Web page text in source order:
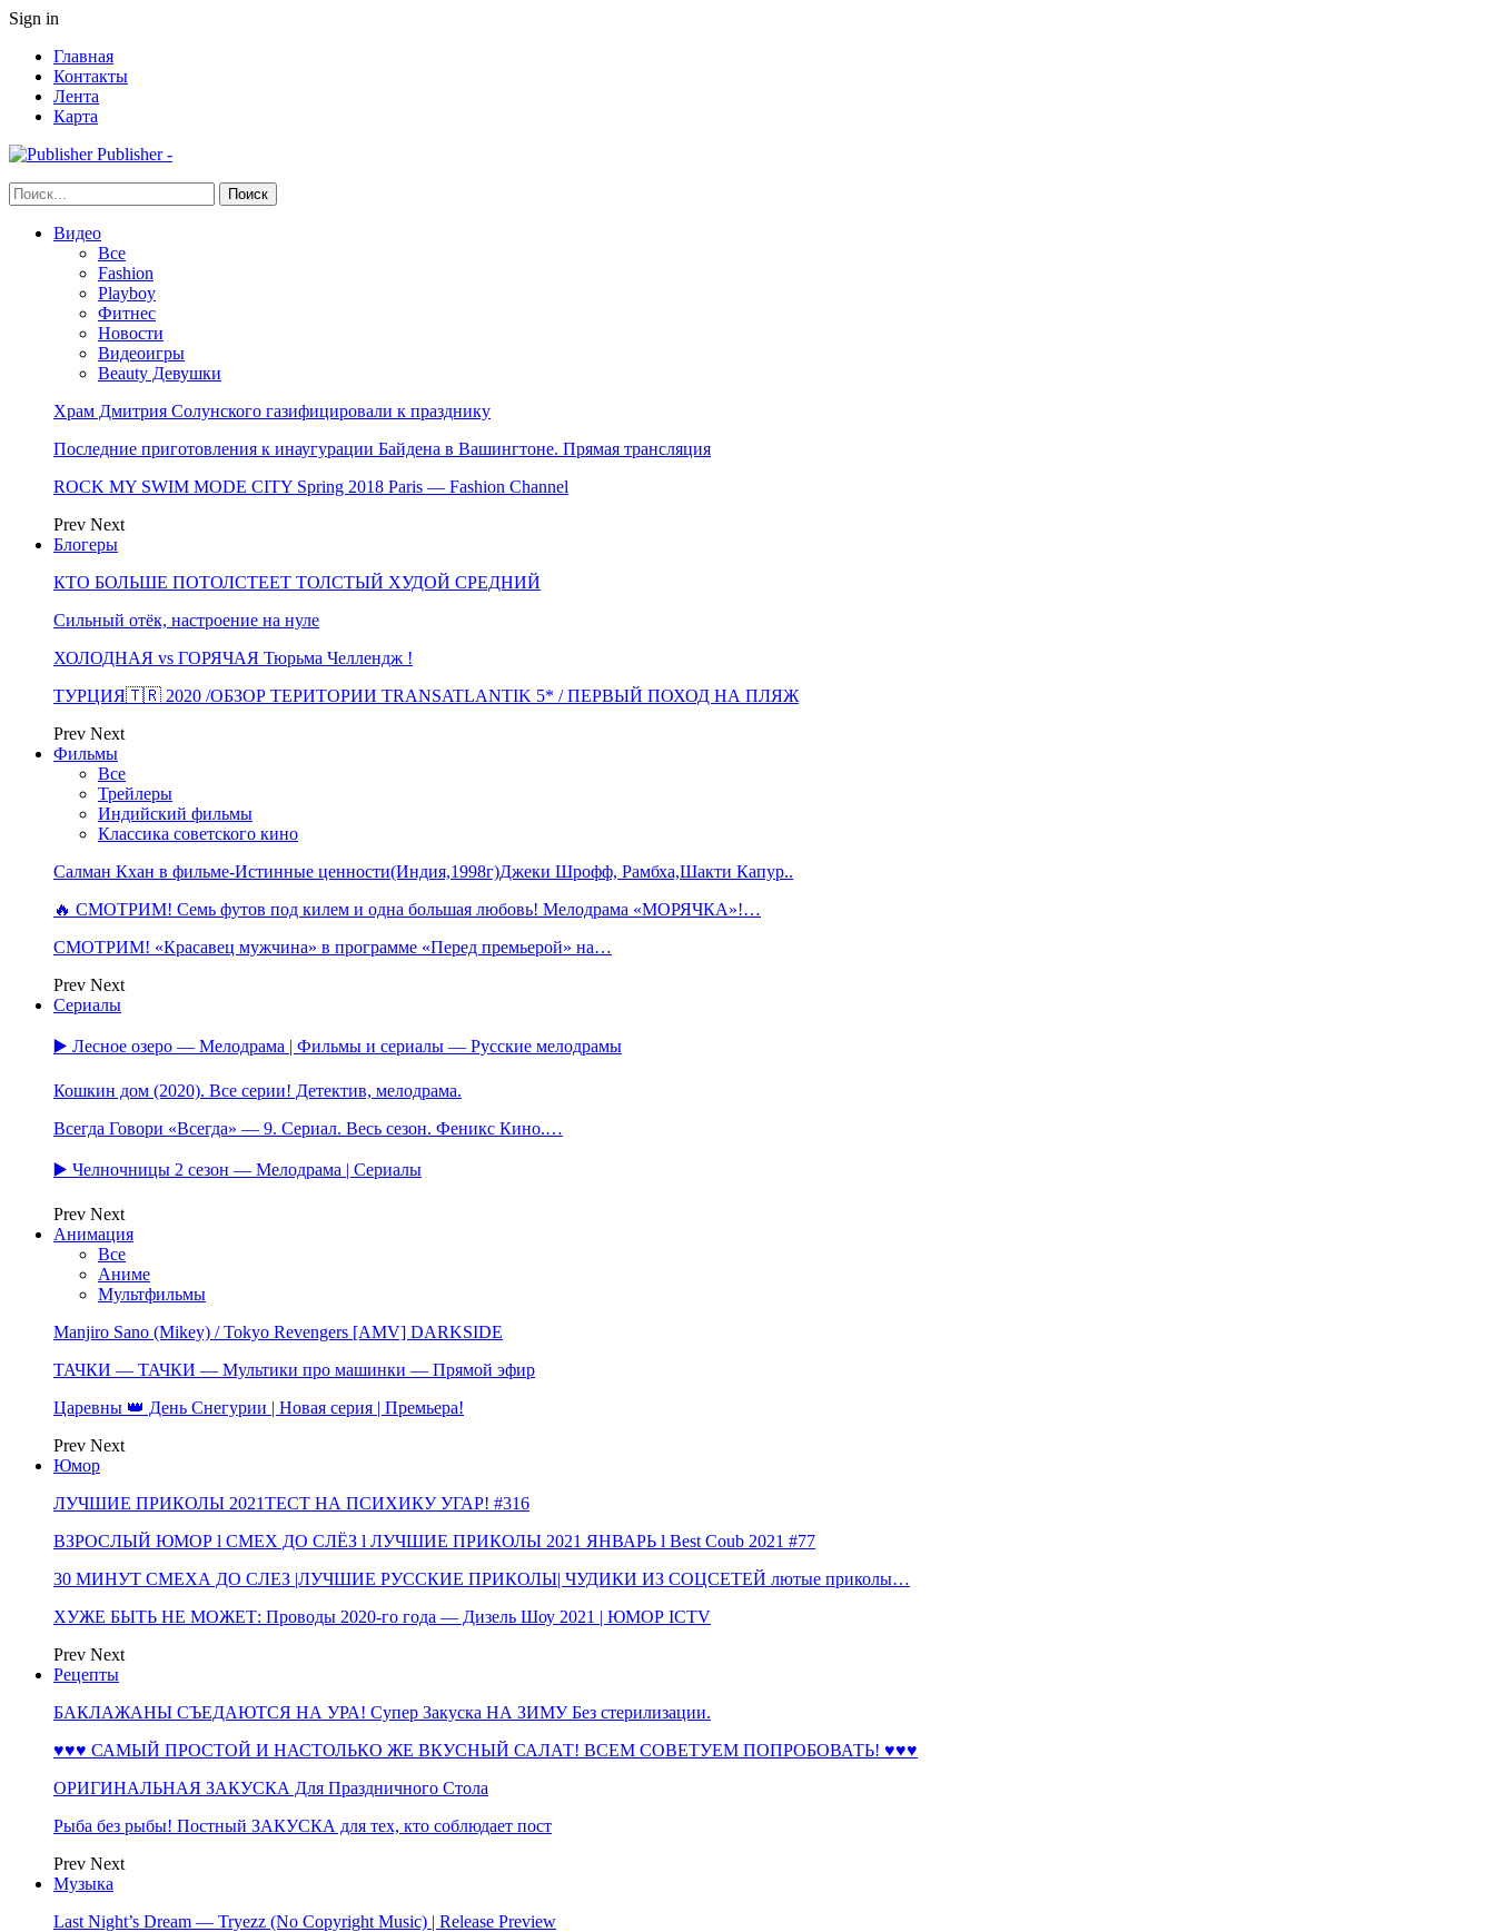
Sign in
Главная
Контакты
Лента
Карта
Publisher -
Видео
Все
Fashion
Playboy
Фитнес
Новости
Видеоигры
Beauty Девушки
Храм Дмитрия Солунского газифицировали к празднику
Последние приготовления к инаугурации Байдена в Вашингтоне. Прямая трансляция
ROCK MY SWIM MODE CITY Spring 2018 Paris — Fashion Channel
Prev Next
Блогеры
КТО БОЛЬШЕ ПОТОЛСТЕЕТ ТОЛСТЫЙ ХУДОЙ СРЕДНИЙ
Сильный отёк, настроение на нуле
ХОЛОДНАЯ vs ГОРЯЧАЯ Тюрьма Челлендж !
ТУРЦИЯ🇹🇷 2020 /ОБЗОР ТЕРИТОРИИ TRANSATLANTIK 5* / ПЕРВЫЙ ПОХОД НА ПЛЯЖ
Prev Next
Фильмы
Все
Трейлеры
Индийский фильмы
Классика советского кино
Салман Кхан в фильме-Истинные ценности(Индия,1998г)Джеки Шрофф, Рамбха,Шакти Капур..
🔥 СМОТРИМ! Семь футов под килем и одна большая любовь! Мелодрама «МОРЯЧКА»!…
СМОТРИМ! «Красавец мужчина» в программе «Перед премьерой» на…
Prev Next
Сериалы
▶️ Лесное озеро — Мелодрама | Фильмы и сериалы — Русские мелодрамы
Кошкин дом (2020). Все серии! Детектив, мелодрама.
Всегда Говори «Всегда» — 9. Сериал. Весь сезон. Феникс Кино.…
▶️ Челночницы 2 сезон — Мелодрама | Сериалы
Prev Next
Анимация
Все
Аниме
Мультфильмы
Manjiro Sano (Mikey) / Tokyo Revengers [AMV] DARKSIDE
ТАЧКИ — ТАЧКИ — Мультики про машинки — Прямой эфир
Царевны 👑 День Снегурии | Новая серия | Премьера!
Prev Next
Юмор
ЛУЧШИЕ ПРИКОЛЫ 2021ТЕСТ НА ПСИХИКУ УГАР! #316
ВЗРОСЛЫЙ ЮМОР l СМЕХ ДО СЛЁЗ l ЛУЧШИЕ ПРИКОЛЫ 2021 ЯНВАРЬ l Best Coub 2021 #77
30 МИНУТ СМЕХА ДО СЛЕЗ |ЛУЧШИЕ РУССКИЕ ПРИКОЛЫ| ЧУДИКИ ИЗ СОЦСЕТЕЙ лютые приколы…
ХУЖЕ БЫТЬ НЕ МОЖЕТ: Проводы 2020-го года — Дизель Шоу 2021 | ЮМОР ICTV
Prev Next
Рецепты
БАКЛАЖАНЫ СЪЕДАЮТСЯ НА УРА! Супер Закуска НА ЗИМУ Без стерилизации.
♥♥♥ САМЫЙ ПРОСТОЙ И НАСТОЛЬКО ЖЕ ВКУСНЫЙ САЛАТ! ВСЕМ СОВЕТУЕМ ПОПРОБОВАТЬ! ♥♥♥
ОРИГИНАЛЬНАЯ ЗАКУСКА Для Праздничного Стола
Рыба без рыбы! Постный ЗАКУСКА для тех, кто соблюдает пост
Prev Next
Музыка
Last Night’s Dream — Tryezz (No Copyright Music) | Release Preview